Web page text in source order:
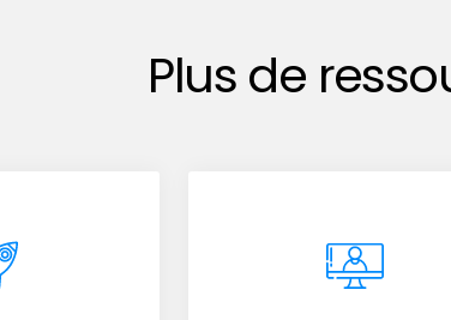
Plus de